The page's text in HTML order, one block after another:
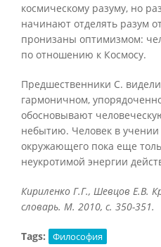
космическому разуму, но
начинают отделять разум
пронизаны оптимизмом:
по отношению к Космосу.
Предшественники С.
гармоничном,
обосновывают
небытию. Человек в учении
окружающего пока еще
неукротимой энергии
Кириленко Г.Г., Шевцов Е.В.
словарь. М. 2010, с. 350-351.
Tags: Философия